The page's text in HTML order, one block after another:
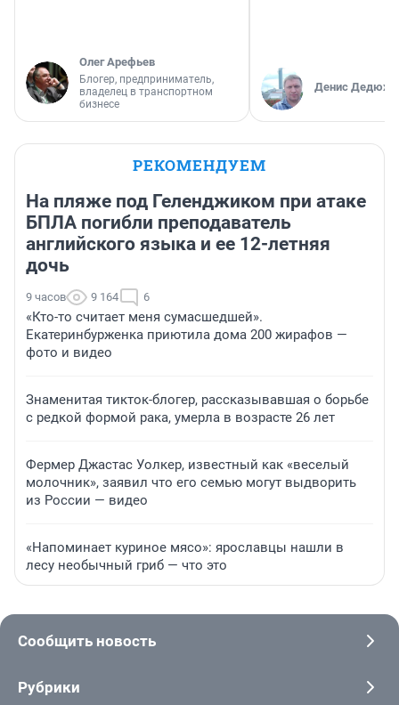
Олег Арефьев
Блогер, предприниматель,
владелец в транспортном
бизнесе
Денис
РЕКОМЕНДУЕМ
На пляже под Геленджиком при атаке
БПЛА погибли преподаватель
английского языка и ее 12-летняя
дочь
9 часов 9 164 6
«Кто-то считает меня сумасшедшей».
Екатеринбурженка приютила дома 200 жирафов —
фото и видео
Знаменитая тикток-блогер, рассказывавшая о борьбе
с редкой формой рака, умерла в возрасте 26 лет
Фермер Джастас Уолкер, известный как «веселый
молочник», заявил что его семью могут выдворить
из России — видео
«Напоминает куриное мясо»: ярославцы нашли в
лесу необычный гриб — что это
Сообщить новость
Рубрики